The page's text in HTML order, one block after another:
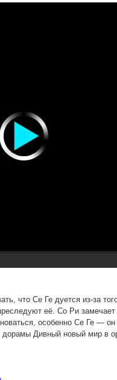
что Се Ге дуется из-за
её. Со Ри
особенно Се Ге — он
Дивный новый мир в